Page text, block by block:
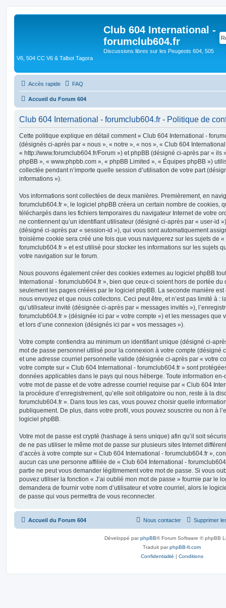
Club 604 International -
forumclub604.fr
Discussions libres sur les Peugeots 604, 505
V6, 504 CC V6 & Talbot Tagora
Accès rapide FAQ
Accueil du Forum 604
Club 604 International - forumclub604.fr - Politique de
Cette politique explique en détail comment « Club 604 International -
(désignés ci-après par « nous », « notre », « nos », « Club 604
« http://www.forumclub604.fr/Forum ») et phpBB (désigné ci-après par « ils
phpBB », « www.phpbb.com », « phpBB Limited », « Équipes phpBB »)
collectée pendant n’importe quelle session d’utilisation de votre part
informations »).
Vos informations sont collectées de deux manières. Premièrement, en
forumclub604.fr », le logiciel phpBB créera un certain nombre de cookies,
téléchargés dans les fichiers temporaires du navigateur Internet de votre
ne contiennent qu’un identifiant utilisateur (désigné ci-après par « user-id
(désigné ci-après par « session-id »), qui vous sont automatiquement
troisième cookie sera créé une fois que vous naviguerez sur les sujets de
forumclub604.fr » et est utilisé pour stocker les informations sur les sujets
votre navigation sur le forum.
Nous pouvons également créer des cookies externes au logiciel phpBB
International - forumclub604.fr », bien que ceux-ci soient hors de portée
seulement les pages créées par le logiciel phpBB. La seconde manière
nous envoyez et que nous collectons. Ceci peut être, et n’est pas limité à :
qu’utilisateur invité (désignée ci-après par « messages invités »),
forumclub604.fr » (désignée ici par « votre compte ») et les messages que
et lors d’une connexion (désignés ici par « vos messages »).
Votre compte contiendra au minimum un identifiant unique (désigné ci-
mot de passe personnel utilisé pour la connexion à votre compte (désigné
et une adresse courriel personnelle valide (désignée ci-après par « votre
votre compte sur « Club 604 International - forumclub604.fr » sont
données applicables dans le pays qui nous héberge. Toute information en-
votre mot de passe et de votre adresse courriel requise par « Club 604
la procédure d’enregistrement, qu’elle soit obligatoire ou non, reste à la
forumclub604.fr ». Dans tous les cas, vous pouvez choisir quelle
publiquement. De plus, dans votre profil, vous pouvez souscrire ou non à
logiciel phpBB.
Votre mot de passe est crypté (hashage à sens unique) afin qu’il soit
de ne pas utiliser le même mot de passe sur plusieurs sites Internet
d’accès à votre compte sur « Club 604 International - forumclub604.fr »,
aucun cas une personne affiliée de « Club 604 International -
partie ne peut vous demander légitimement votre mot de passe. Si vous
pouvez utiliser la fonction « J’ai oublié mon mot de passe » fournie par le
demandera de fournir votre nom d’utilisateur et votre courriel, alors le
de passe qui vous permettra de vous reconnecter.
Accueil du Forum 604 Supprimer
Nous contacter
Développé parphpBB® Forum Software © phpBB
Traduit parphpBB-fr.com
Confidentialité | Conditions